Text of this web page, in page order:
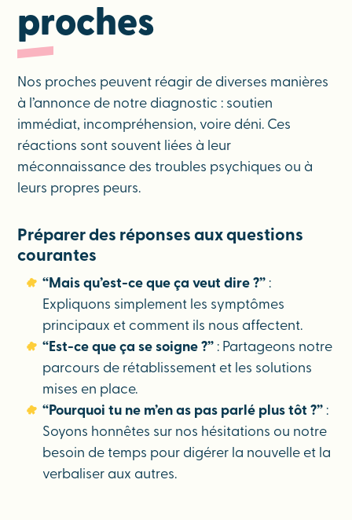
proches
Nos proches peuvent réagir de diverses manières
à l’annonce de notre diagnostic : soutien
immédiat, incompréhension, voire déni. Ces
réactions sont souvent liées à leur
méconnaissance des troubles psychiques ou à
leurs propres peurs.
Préparer des réponses aux questions
courantes
“Mais qu’est-ce que ça veut dire ?” :
Expliquons simplement les symptômes
principaux et comment ils nous affectent.
“Est-ce que ça se soigne ?” : Partageons notre
parcours de rétablissement et les solutions
mises en place.
“Pourquoi tu ne m’en as pas parlé plus tôt ?” :
Soyons honnêtes sur nos hésitations ou notre
besoin de temps pour digérer la nouvelle et la
verbaliser aux autres.